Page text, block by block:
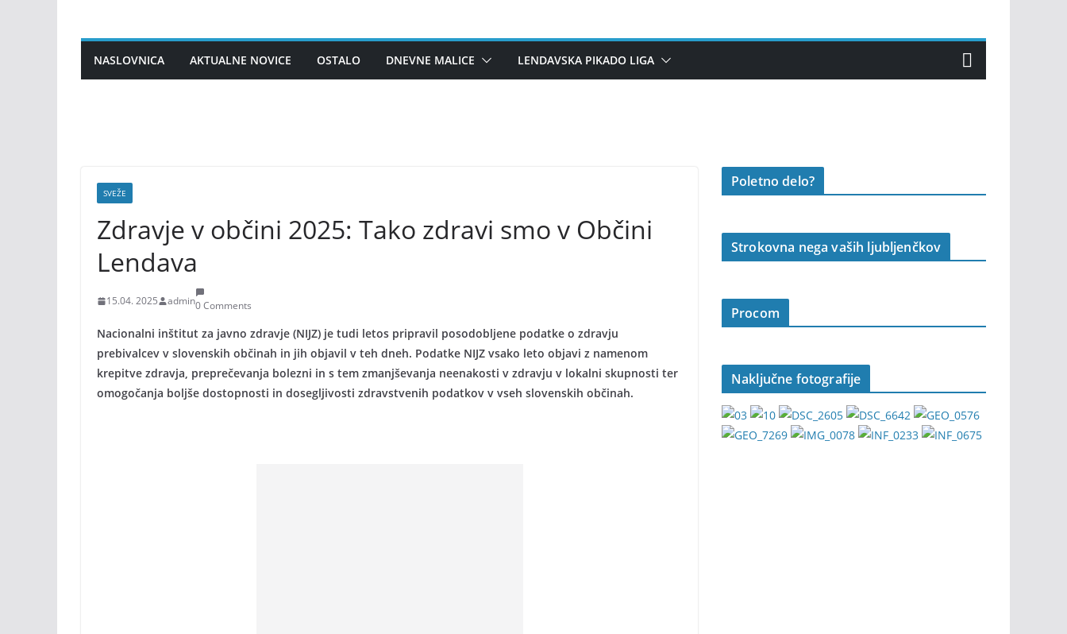
contentNASLOVNICA AKTUALNE NOVICE OSTALO DNEVNE MALICE LENDAVSKA PIKADO LIGA
SVEŽE
Zdravje v občini 2025: Tako zdravi smo v Občini
Lendava
15.04. 2025 admin0 Comments
Nacionalni inštitut za javno zdravje (NIJZ) je tudi letos pripravil posodobljene podatke o zdravju
prebivalcev v slovenskih občinah in jih objavil v teh dneh. Podatke NIJZ vsako leto objavi z namenom
krepitve zdravja, preprečevanja bolezni in s tem zmanjševanja neenakosti v zdravju v lokalni skupnosti ter
omogočanja boljše dostopnosti in dosegljivosti zdravstvenih podatkov v vseh slovenskih občinah.
Poletno delo?
Strokovna nega vaših ljubljenčkov
Procom
Naključne fotografije